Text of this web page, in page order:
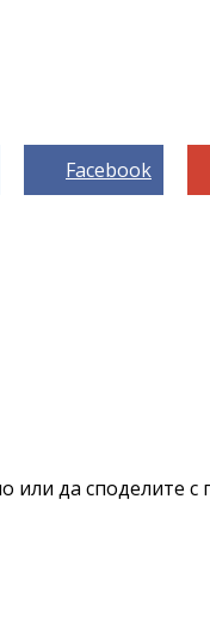
Facebook
или да споделите с